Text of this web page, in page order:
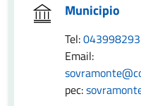
Municipio
Tel:043998293
Email:
pec: